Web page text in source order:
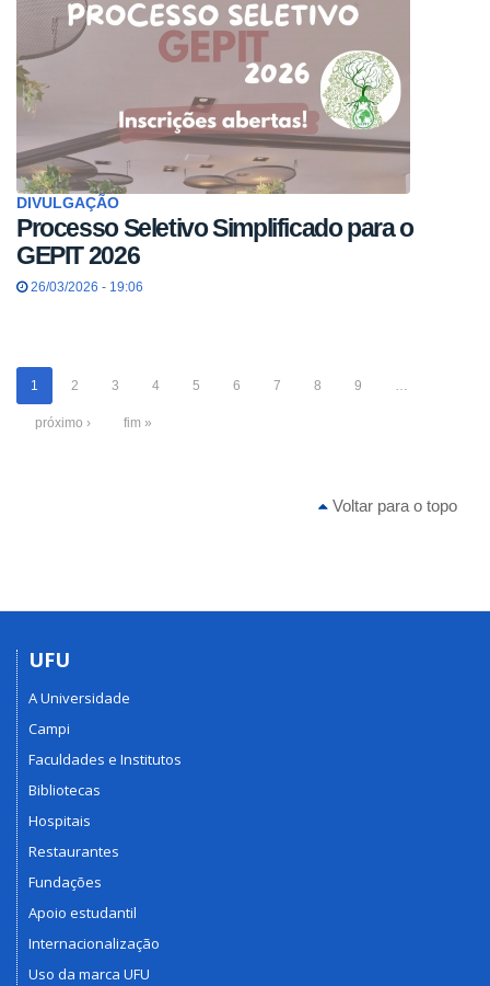
DIVULGAÇÃO
Processo Seletivo Simplificado para o
GEPIT 2026
26/03/2026 - 19:06
1 2 3 4 5 6 7 8 9 …
próximo › fim »
Voltar para o topo
UFU
A Universidade
Campi
Faculdades e Institutos
Bibliotecas
Hospitais
Restaurantes
Fundações
Apoio estudantil
Internacionalização
Uso da marca UFU